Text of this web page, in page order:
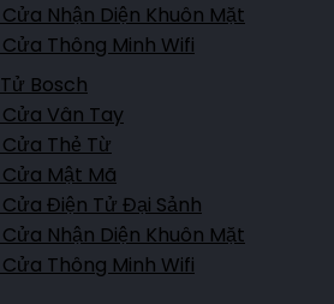
Nhận Diện Khuôn Mặt
Thông Minh Wifi
Bosch
Vân Tay
Thẻ Từ
Mật Mã
Điện Tử Đại Sảnh
Nhận Diện Khuôn Mặt
Thông Minh Wifi